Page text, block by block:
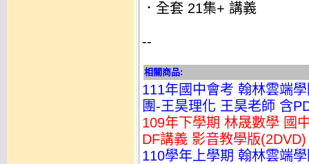
．全套 21集+ 講義
--
相關商品:
111年國中會考 翰林雲端
團-王昊理化 王昊老師 含
109年下學期 林晟數學 國
DF講義 影音教學版(2DVD)
110學年上學期 翰林雲端